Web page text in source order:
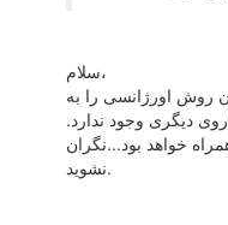
سلام،
روش اورژانسی را به
دیگری وجود ندارد.
خواهد بود...نگران
نشوید.